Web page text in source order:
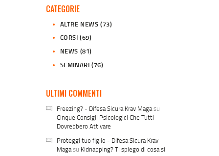
CATEGORIE
ALTRE NEWS (73)
CORSI (69)
NEWS (81)
SEMINARI (76)
ULTIMI COMMENTI
Freezing? - Difesa Sicura Krav Magasu
Cinque Consigli Psicologici Che Tutti
Dovrebbero Attivare
Proteggi tuo figlio - Difesa Sicura Krav
Magasu Kidnapping? Ti spiego di cosa si